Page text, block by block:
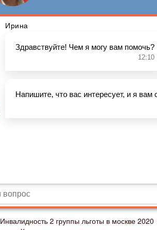
Инвалидность 2 группы льготы в москве 2020